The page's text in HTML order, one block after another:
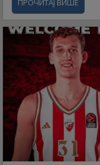
ПРОЧИТАЈ ВИШЕ